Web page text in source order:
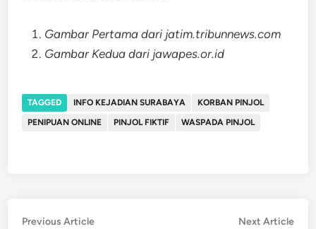
Gambar Pertama dari jatim.tribunnews.com
Gambar Kedua dari jawapes.or.id
TAGGED INFO KEJADIAN SURABAYA
KORBAN PINJOL
PENIPUAN ONLINE
PINJOL FIKTIF WASPADA PINJOL
Post
Previous ArticlePrevious
Next Article